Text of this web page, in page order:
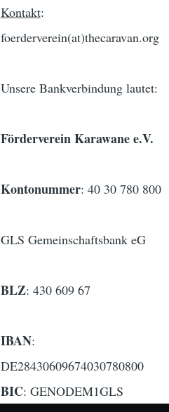
Kontakt:
foerderverein(at)thecaravan.org
Unsere Bankverbindung lautet:
Förderverein Karawane e.V.
Kontonummer: 40 30 780 800
GLS Gemeinschaftsbank eG
BLZ: 430 609 67
IBAN:
DE28430609674030780800
BIC: GENODEM1GLS